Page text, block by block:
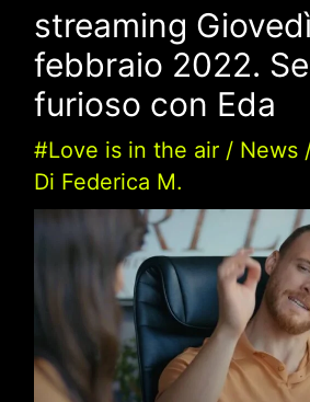
streaming
febbraio 2022.
furioso con Eda
#Love is in the air/ News
Di Federica M.